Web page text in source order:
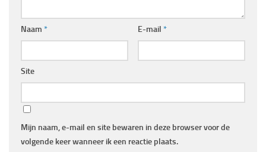
Naam * E-mail *
Site
Mijn naam, e-mail en site bewaren in deze browser voor de
volgende keer wanneer ik een reactie plaats.